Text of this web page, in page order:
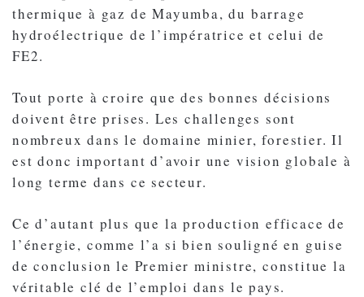
thermique à gaz de Mayumba, du barrage
hydroélectrique de l’impératrice et celui de
FE2.
Tout porte à croire que des bonnes décisions
doivent être prises. Les challenges sont
nombreux dans le domaine minier, forestier. Il
est donc important d’avoir une vision globale à
long terme dans ce secteur.
Ce d’autant plus que la production efficace de
l’énergie, comme l’a si bien souligné en guise
de conclusion le Premier ministre, constitue la
véritable clé de l’emploi dans le pays.